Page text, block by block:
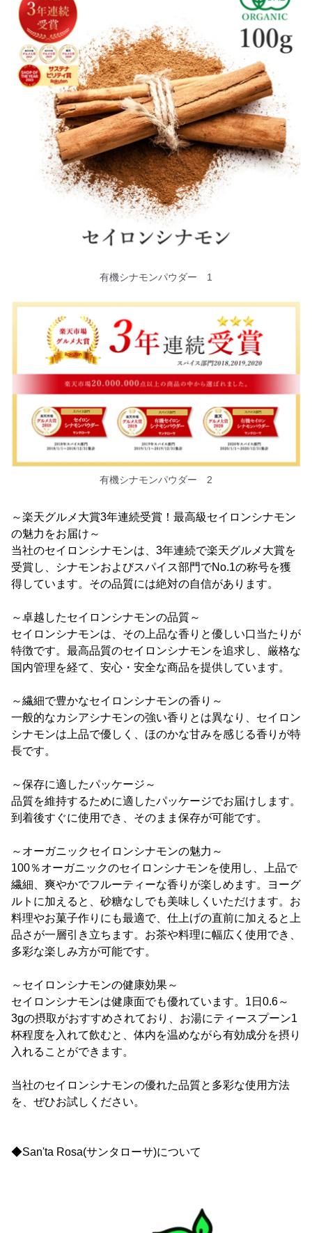
有機シナモンパウダー 1
有機シナモンパウダー 2
～楽天グルメ大賞3年連続受賞！最高級セイロンシナモン
の魅力をお届け～
当社のセイロンシナモンは、3年連続で楽天グルメ大賞を
受賞し、シナモンおよびスパイス部門でNo.1の称号を獲
得しています。その品質には絶対の自信があります。
～卓越したセイロンシナモンの品質～
セイロンシナモンは、その上品な香りと優しい口当たりが
特徴です。最高品質のセイロンシナモンを追求し、厳格な
国内管理を経て、安心・安全な商品を提供しています。
～繊細で豊かなセイロンシナモンの香り～
一般的なカシアシナモンの強い香りとは異なり、セイロン
シナモンは上品で優しく、ほのかな甘みを感じる香りが特
長です。
～保存に適したパッケージ～
品質を維持するために適したパッケージでお届けします。
到着後すぐに使用でき、そのまま保存が可能です。
～オーガニックセイロンシナモンの魅力～
100％オーガニックのセイロンシナモンを使用し、上品で
繊細、爽やかでフルーティーな香りが楽しめます。ヨーグ
ルトに加えると、砂糖なしでも美味しくいただけます。お
料理やお菓子作りにも最適で、仕上げの直前に加えると上
品さが一層引き立ちます。お茶や料理に幅広く使用でき、
多彩な楽しみ方が可能です。
～セイロンシナモンの健康効果～
セイロンシナモンは健康面でも優れています。1日0.6～
3gの摂取がおすすめされており、お湯にティースプーン1
杯程度を入れて飲むと、体内を温めながら有効成分を摂り
入れることができます。
当社のセイロンシナモンの優れた品質と多彩な使用方法
を、ぜひお試しください。
◆San'ta Rosa(サンタローサ)について